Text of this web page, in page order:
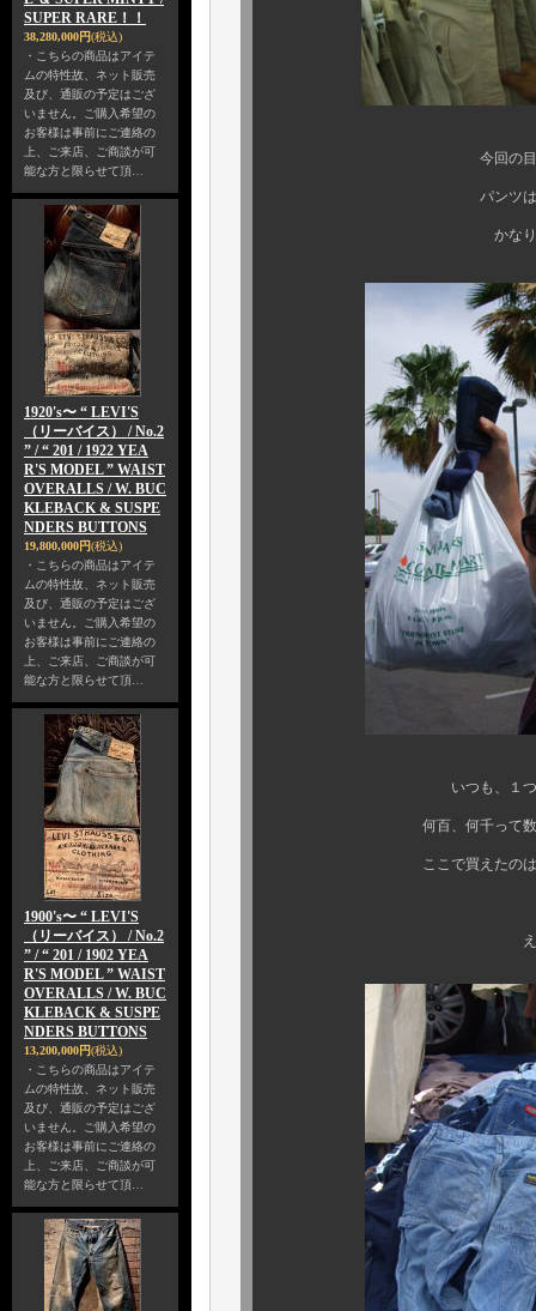
SUPER RARE！！
38,280,000円(税込)
・こちらの商品はアイテ
ムの特性故、ネット販売
及び、通販の予定はござ
いません。ご購入希望の
お客様は事前にご連絡の
上、ご来店、ご商談が可
能な方と限らせて頂…
1920's〜 “ LEVI'S
（リーバイス） / No.2
” / “ 201 / 1922 YEA
R'S MODEL ” WAIST
OVERALLS / W. BUC
KLEBACK & SUSPE
NDERS BUTTONS
19,800,000円(税込)
・こちらの商品はアイテ
ムの特性故、ネット販売
及び、通販の予定はござ
いません。ご購入希望の
お客様は事前にご連絡の
上、ご来店、ご商談が可
能な方と限らせて頂…
1900's〜 “ LEVI'S
（リーバイス） / No.2
” / “ 201 / 1902 YEA
R'S MODEL ” WAIST
OVERALLS / W. BUC
KLEBACK & SUSPE
NDERS BUTTONS
13,200,000円(税込)
・こちらの商品はアイテ
ムの特性故、ネット販売
及び、通販の予定はござ
いません。ご購入希望の
お客様は事前にご連絡の
上、ご来店、ご商談が可
能な方と限らせて頂…
今回の目玉商品は、
パンツは特に頑張って
かなり、イイの集っ
いつも、１つの場所で、
何百、何千って数のアイテ
ここで買えたのは、写真の
えらそうに、ピー